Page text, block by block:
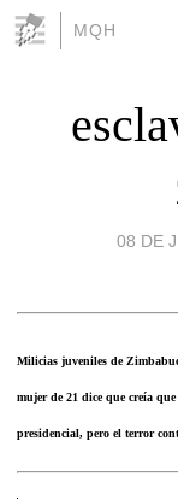
MQH
08 DE
Milicias juveniles de Zimbabue
mujer de 21 dice que creía
presidencial, pero el terror